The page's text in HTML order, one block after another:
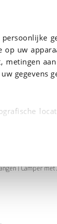
uw
metingen
gegevens
op
we
goed
| Camper